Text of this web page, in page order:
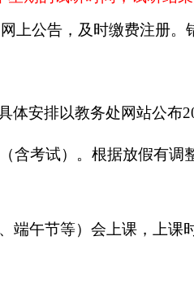
上公告，及时缴费注册。
体安排以教务处网站公布
含考试）。根据放假有调
端午节等）会上课，上课